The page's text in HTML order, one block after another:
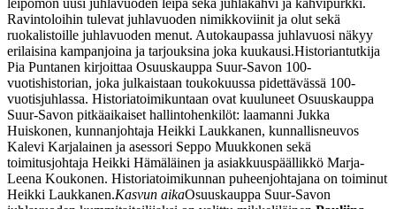
Ravintoloihin tulevat juhlavuoden nimikkoviinit ja olut sekä
ruokalistoille juhlavuoden menut. Autokaupassa juhlavuosi näkyy
erilaisina kampanjoina ja tarjouksina joka kuukausi.Historiantutkija
Pia Puntanen kirjoittaa Osuuskauppa Suur-Savon 100-
vuotishistorian, joka julkaistaan toukokuussa pidettävässä 100-
vuotisjuhlassa. Historiatoimikuntaan ovat kuuluneet Osuuskauppa
Suur-Savon pitkäaikaiset hallintohenkilöt: laamanni Jukka
Huiskonen, kunnanjohtaja Heikki Laukkanen, kunnallisneuvos
Kalevi Karjalainen ja asessori Seppo Muukkonen sekä
toimitusjohtaja Heikki Hämäläinen ja asiakkuuspäällikkö Marja-
Leena Koukonen. Historiatoimikunnan puheenjohtajana on toiminut
Heikki Laukkanen.Kasvun aikaOsuuskauppa Suur-Savon